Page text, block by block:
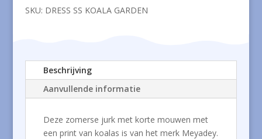
koalas
SKU: DRESS SS KOALA GARDEN
Beschrijving
Aanvullende informatie
Deze zomerse jurk met korte mouwen met
een print van koalas is van het merk Meyadey.